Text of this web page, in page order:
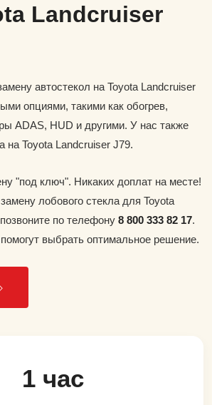
Landcruiser
автостекол на Toyota Landcruiser
опциями, такими как обогрев,
ADAS, HUD и другими. У нас также
на Toyota Landcruiser J79.
"под ключ". Никаких доплат на месте!
лобового стекла для Toyota
по телефону 8 800 333 82 17.
выбрать оптимальное решение.
1 час